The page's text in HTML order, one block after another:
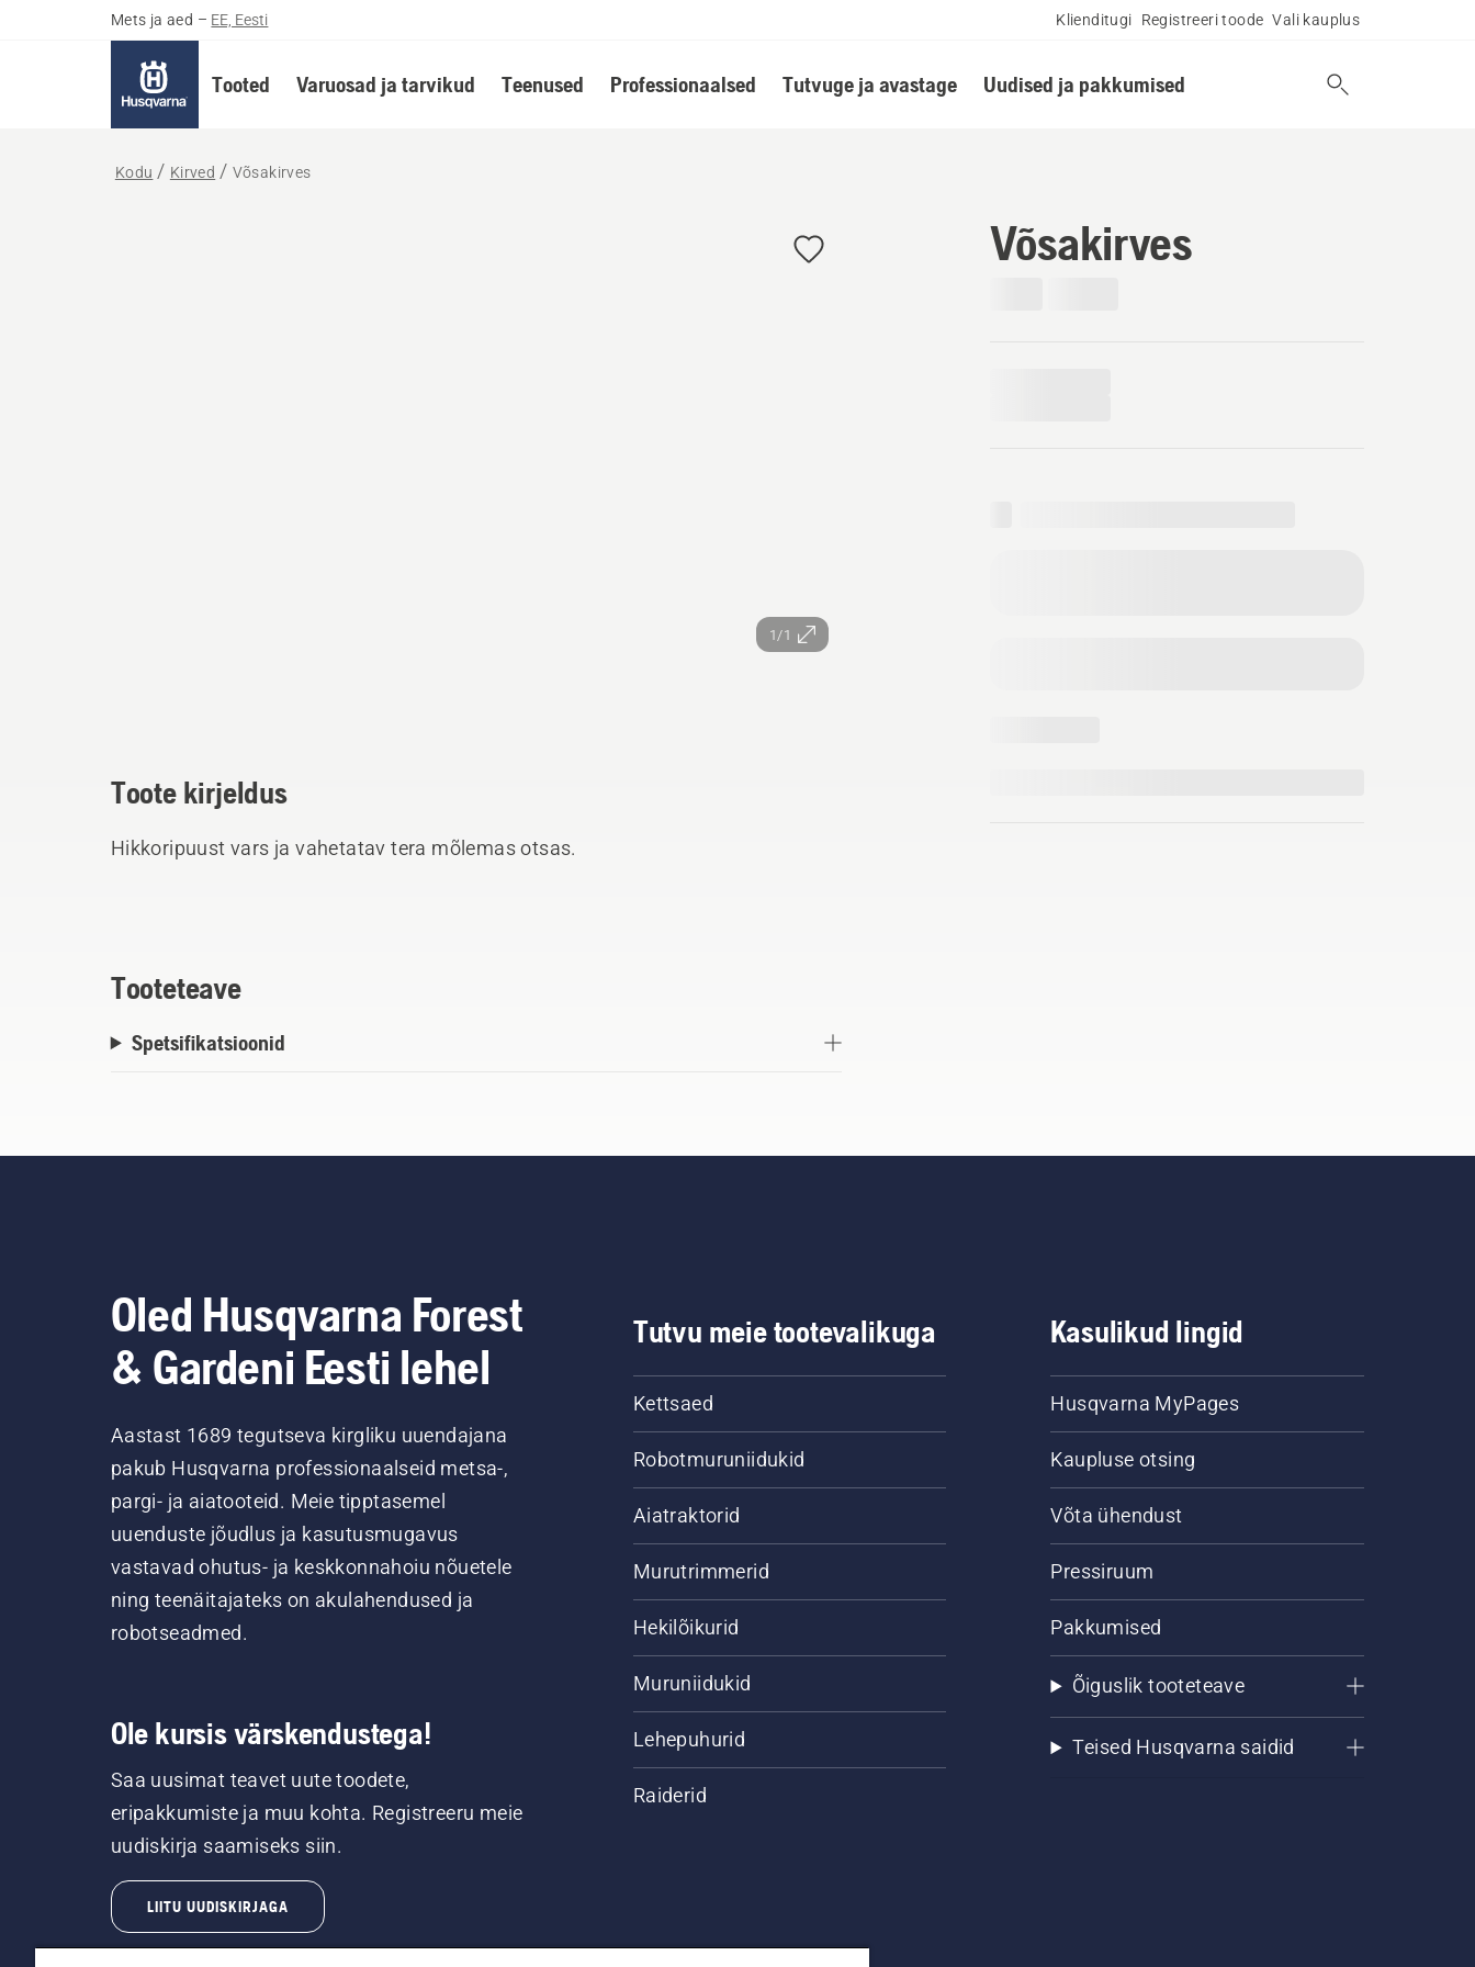
Mets ja aed – EE, Eesti Klienditugi Registreeri toode Vali kauplus
Tooted Varuosad ja tarvikud Teenused Professionaalsed Tutvuge ja avastage Uudised ja pakkumised
Kodu Kirved Võsakirves
1/1
Võsakirves
Toote kirjeldus
Hikkoripuust vars ja vahetatav tera mõlemas otsas.
Tooteteave
Spetsifikatsioonid
Oled Husqvarna Forest
& Gardeni Eesti lehel
Aastast 1689 tegutseva kirgliku uuendajana
pakub Husqvarna professionaalseid metsa-,
pargi- ja aiatooteid. Meie tipptasemel
uuenduste jõudlus ja kasutusmugavus
vastavad ohutus- ja keskkonnahoiu nõuetele
ning teenäitajateks on akulahendused ja
robotseadmed.
Ole kursis värskendustega!
Saa uusimat teavet uute toodete,
eripakkumiste ja muu kohta. Registreeru meie
uudiskirja saamiseks siin.
LIITU UUDISKIRJAGA
Tutvu meie tootevalikuga
Kettsaed
Robotmuruniidukid
Aiatraktorid
Murutrimmerid
Hekilõikurid
Muruniidukid
Lehepuhurid
Raiderid
Kasulikud lingid
Husqvarna MyPages
Kaupluse otsing
Võta ühendust
Pressiruum
Pakkumised
Õiguslik tooteteave
Teised Husqvarna saidid